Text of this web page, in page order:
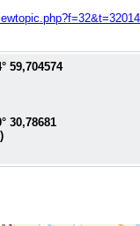
° 59,704574
° 30,78681
)